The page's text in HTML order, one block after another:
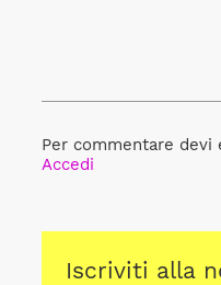
Per commentare
Accedi
Iscriviti alla